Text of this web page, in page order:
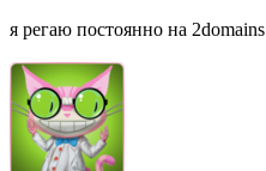
я регаю постоянно на 2domains